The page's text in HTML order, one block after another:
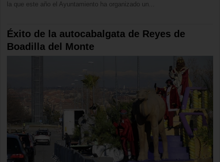
la que este año el Ayuntamiento ha organizado un...
Éxito de la autocabalgata de Reyes de
Boadilla del Monte